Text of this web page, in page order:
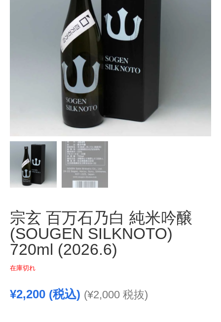
宗玄 百万石乃白 純米吟醸
(SOUGEN SILKNOTO)
720ml (2026.6)
在庫切れ
¥2,200 (税込) (¥2,000 税抜)